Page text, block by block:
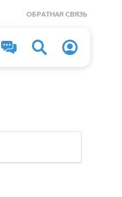
ОБРАТНАЯ СВЯЗЬ